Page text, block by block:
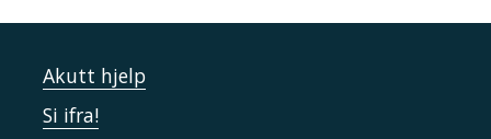
Akutt hjelp
Si ifra!